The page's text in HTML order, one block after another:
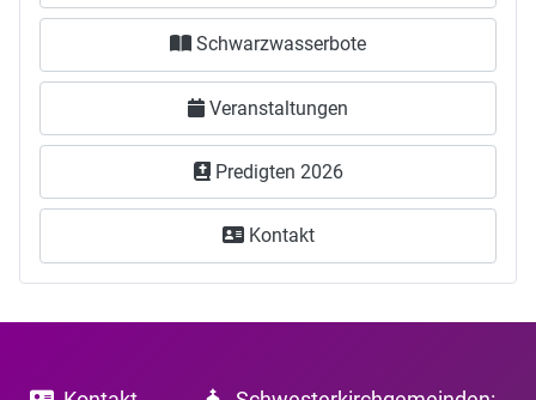
Schwarzwasserbote
Veranstaltungen
Predigten 2026
Kontakt